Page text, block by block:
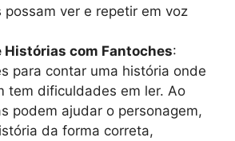
possam ver e repetir em voz
Histórias com Fantoches:
para contar uma história onde
tem dificuldades em ler. Ao
podem ajudar o personagem,
da forma correta,